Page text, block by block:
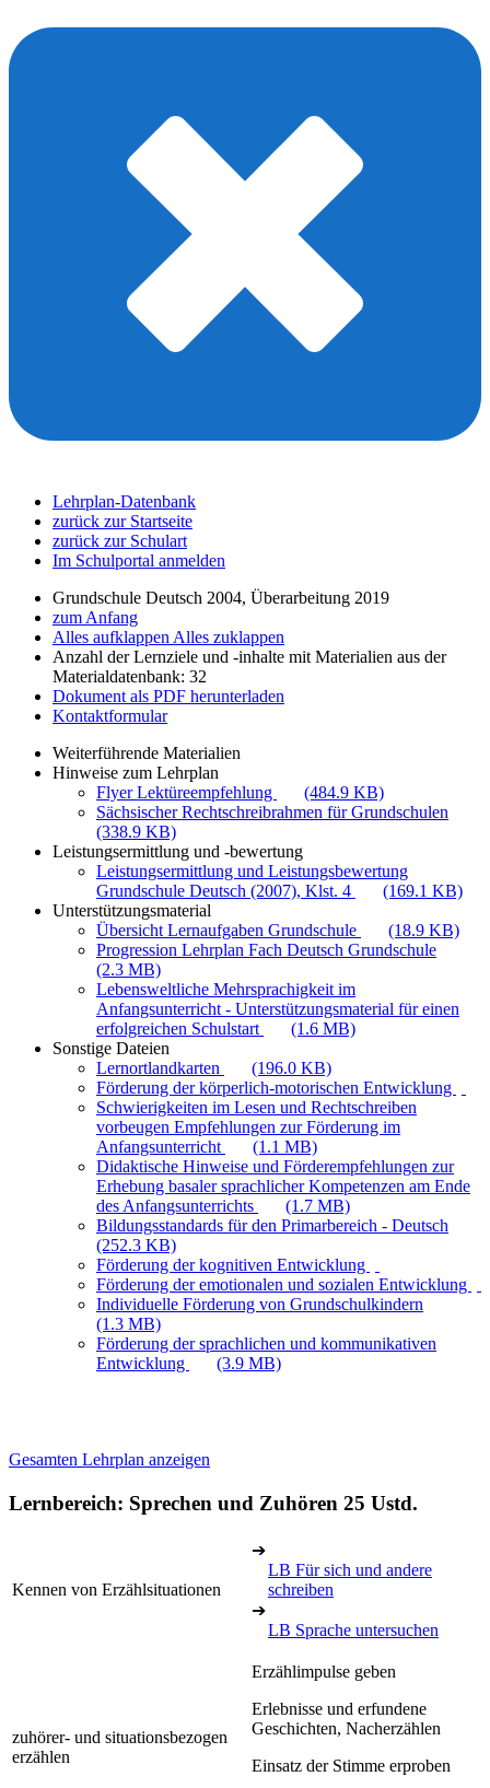
Lehrplan-Datenbank
zurück zur Startseite
zurück zur Schulart
Im Schulportal anmelden
Grundschule Deutsch 2004, Überarbeitung 2019
zum Anfang
Alles aufklappen Alles zuklappen
Anzahl der Lernziele und -inhalte mit Materialien aus der
Materialdatenbank: 32
Dokument als PDF herunterladen
Kontaktformular
Weiterführende Materialien
Hinweise zum Lehrplan
Flyer Lektüreempfehlung
(484.9 KB)
Sächsischer Rechtschreibrahmen für Grundschulen
(338.9 KB)
Leistungsermittlung und -bewertung
Leistungsermittlung und Leistungsbewertung
Grundschule Deutsch (2007), Klst. 4
(169.1 KB)
Unterstützungsmaterial
Übersicht Lernaufgaben Grundschule
(18.9 KB)
Progression Lehrplan Fach Deutsch Grundschule
(2.3 MB)
Lebensweltliche Mehrsprachigkeit im
Anfangsunterricht - Unterstützungsmaterial für einen
erfolgreichen Schulstart
(1.6 MB)
Sonstige Dateien
Lernortlandkarten
(196.0 KB)
Förderung der körperlich-motorischen Entwicklung
Schwierigkeiten im Lesen und Rechtschreiben
vorbeugen Empfehlungen zur Förderung im
Anfangsunterricht
(1.1 MB)
Didaktische Hinweise und Förderempfehlungen zur
Erhebung basaler sprachlicher Kompetenzen am Ende
des Anfangsunterrichts
(1.7 MB)
Bildungsstandards für den Primarbereich - Deutsch
(252.3 KB)
Förderung der kognitiven Entwicklung
Förderung der emotionalen und sozialen Entwicklung
Individuelle Förderung von Grundschulkindern
(1.3 MB)
Förderung der sprachlichen und kommunikativen
Entwicklung
(3.9 MB)
Gesamten Lehrplan anzeigen
Lernbereich: Sprechen und Zuhören 25 Ustd.
Kennen von Erzählsituationen
➔
LB Für sich und andere
schreiben
➔
LB Sprache untersuchen
zuhörer- und situationsbezogen
erzählen
Erzählimpulse geben
Erlebnisse und erfundene
Geschichten, Nacherzählen
Einsatz der Stimme erproben